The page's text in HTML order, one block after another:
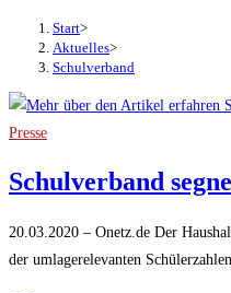
Start>
Aktuelles>
Schulverband
Presse
Schulverband
20.03.2020 – Onetz.de Der
der umlagerelevanten